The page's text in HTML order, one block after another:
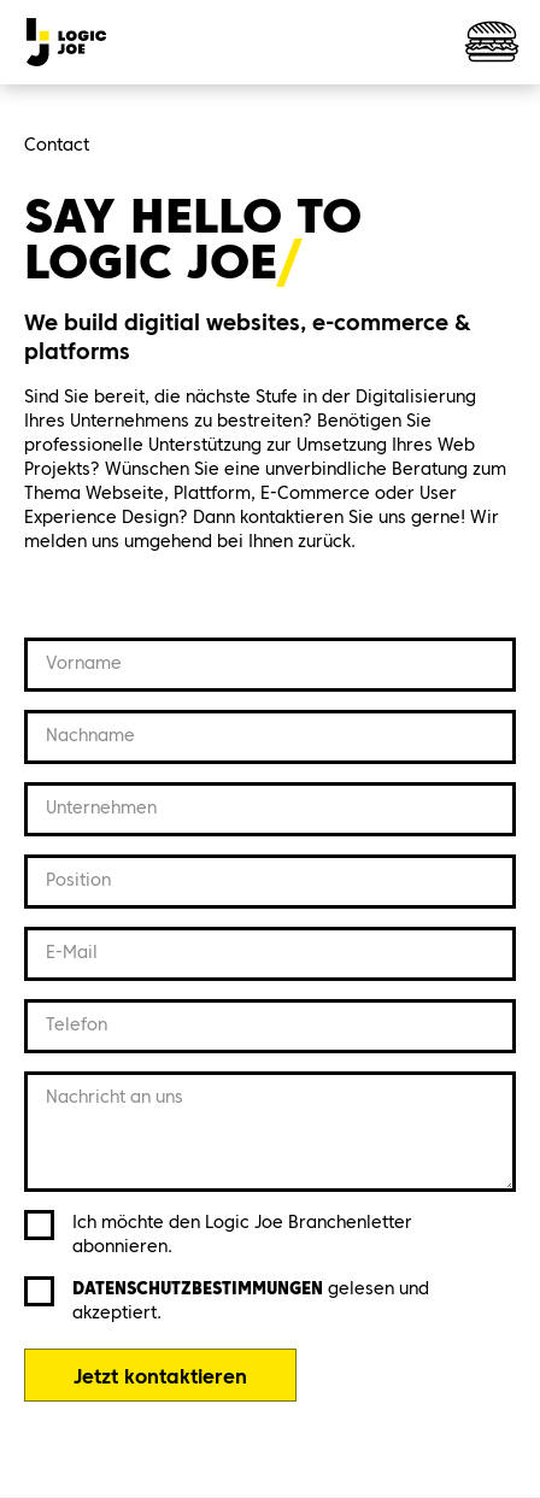
Contact
SAY HELLO TO
LOGIC JOE
We build digitial websites, e-commerce &
platforms
Sind Sie bereit, die nächste Stufe in der Digitalisierung
Ihres Unternehmens zu bestreiten? Benötigen Sie
professionelle Unterstützung zur Umsetzung Ihres Web
Projekts? Wünschen Sie eine unverbindliche Beratung zum
Thema Webseite, Plattform, E-Commerce oder User
Experience Design? Dann kontaktieren Sie uns gerne! Wir
melden uns umgehend bei Ihnen zurück.
Vorname
Nachname
Unternehmen
Position
E-Mail
Telefon
Nachricht an uns
Ich möchte den Logic Joe Branchenletter
abonnieren.
DATENSCHUTZBESTIMMUNGEN gelesen und
akzeptiert.
Jetzt kontaktieren